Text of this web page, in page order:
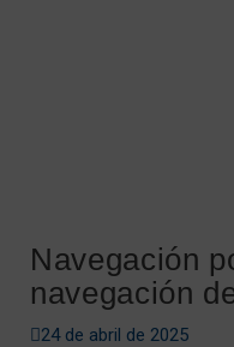
Navegación
navegación
24 de abril de 2025